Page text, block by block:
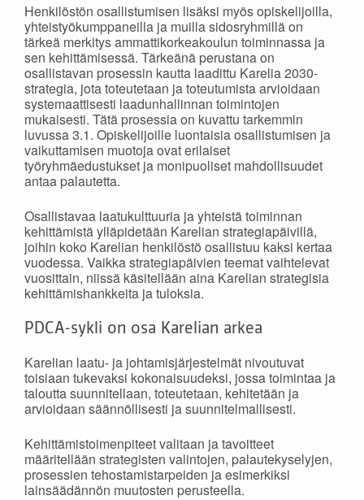
Henkilöstön osallistumisen lisäksi myös opiskelijoilla,
yhteistyökumppaneilla ja muilla sidosryhmillä on
tärkeä merkitys ammattikorkeakoulun toiminnassa ja
sen kehittämisessä. Tärkeänä perustana on
osallistavan prosessin kautta laadittu Karelia 2030-
strategia, jota toteutetaan ja toteutumista arvioidaan
systemaattisesti laadunhallinnan toimintojen
mukaisesti. Tätä prosessia on kuvattu tarkemmin
luvussa 3.1. Opiskelijoille luontaisia osallistumisen ja
vaikuttamisen muotoja ovat erilaiset
työryhmäedustukset ja monipuoliset mahdollisuudet
antaa palautetta.
Osallistavaa laatukulttuuria ja yhteistä toiminnan
kehittämistä ylläpidetään Karelian strategiapäivillä,
joihin koko Karelian henkilöstö osallistuu kaksi kertaa
vuodessa. Vaikka strategiapäivien teemat vaihtelevat
vuosittain, niissä käsitellään aina Karelian strategisia
kehittämishankkeita ja tuloksia.
PDCA-sykli on osa Karelian arkea
Karelian laatu- ja johtamisjärjestelmät nivoutuvat
toisiaan tukevaksi kokonaisuudeksi, jossa toimintaa ja
taloutta suunnitellaan, toteutetaan, kehitetään ja
arvioidaan säännöllisesti ja suunnitelmallisesti.
Kehittämistoimenpiteet valitaan ja tavoitteet
määritellään strategisten valintojen, palautekyselyjen,
prosessien tehostamistarpeiden ja esimerkiksi
lainsäädännön muutosten perusteella.